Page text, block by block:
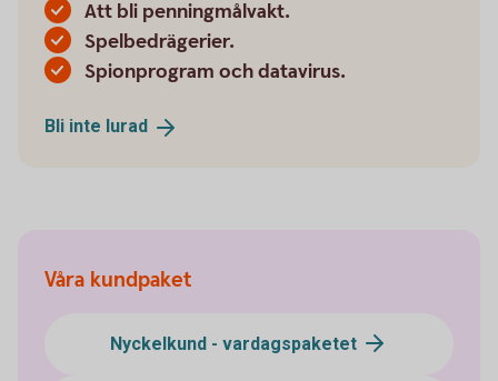
Att bli penningmålvakt.
Spelbedrägerier.
Spionprogram och datavirus.
Bli inte lurad
Våra kundpaket
Nyckelkund - vardagspaketet